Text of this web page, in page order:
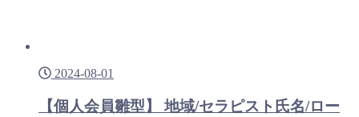
2024-08-01
【個人会員雛型】 地域/セラピスト氏名/ロー